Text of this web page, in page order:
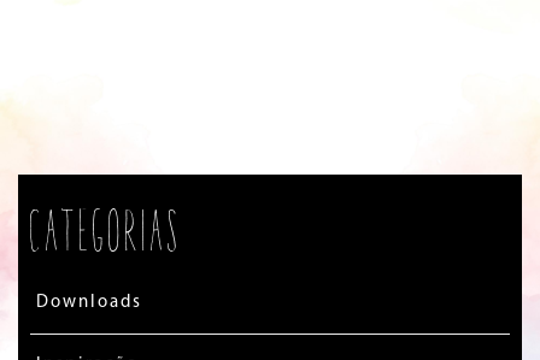
Categorias
Downloads